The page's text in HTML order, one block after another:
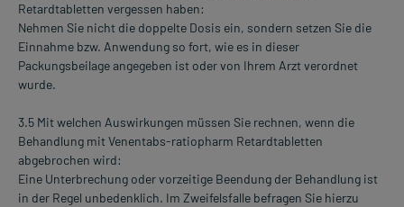
Retardtabletten vergessen haben:
Nehmen Sie nicht die doppelte Dosis ein, sondern setzen Sie die
Einnahme bzw. Anwendung so fort, wie es in dieser
Packungsbeilage angegeben ist oder von Ihrem Arzt verordnet
wurde.
3.5 Mit welchen Auswirkungen müssen Sie rechnen, wenn die
Behandlung mit Venentabs-ratiopharm Retardtabletten
abgebrochen wird:
Eine Unterbrechung oder vorzeitige Beendung der Behandlung ist
in der Regel unbedenklich. Im Zweifelsfalle befragen Sie hierzu